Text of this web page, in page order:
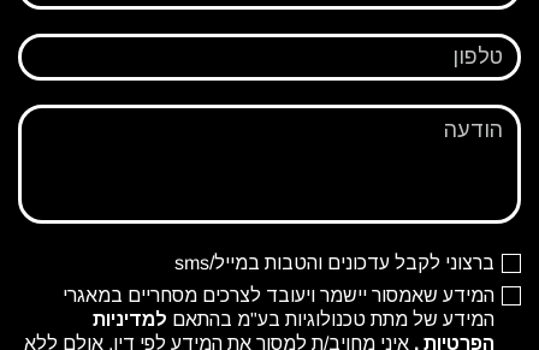
טלפון
הודעה
ברצוני לקבל עדכונים והטבות במייל/sms
המידע שאמסור יישמר ויעובד לצרכים מסחריים במאגרי
המידע של מתת טכנולוגיות בע"מ בהתאם למדיניות
הפרטיות . איני מחויב/ת למסור את המידע לפי דין, אולם ללא